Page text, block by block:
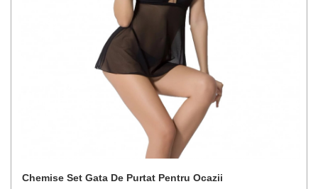
Chemise Set Gata De Purtat Pentru Ocazii